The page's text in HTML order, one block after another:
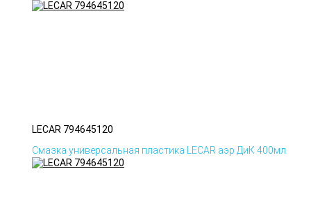
LECAR 794645120
Смазка универсальная пластика LECAR аэр ДиК 400мл